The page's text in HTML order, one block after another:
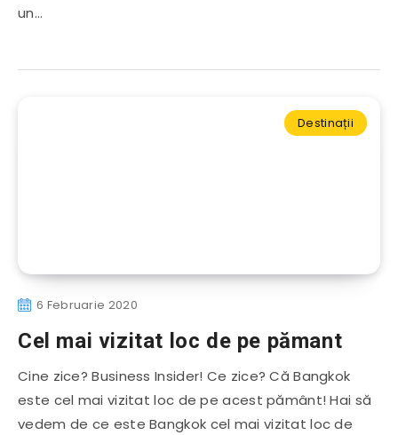
un…
Destinații
6 Februarie 2020
Cel mai vizitat loc de pe pămant
Cine zice? Business Insider! Ce zice? Că Bangkok
este cel mai vizitat loc de pe acest pământ! Hai să
vedem de ce este Bangkok cel mai vizitat loc de